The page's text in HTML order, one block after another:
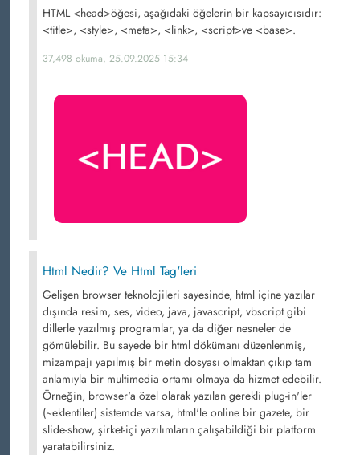
HTML <head>öğesi, aşağıdaki öğelerin bir kapsayıcısıdır:
<title>, <style>, <meta>, <link>, <script>ve <base>.
37,498 okuma, 25.09.2025 15:34
Html Nedir? Ve Html Tag'leri
Gelişen browser teknolojileri sayesinde, html içine yazılar
dışında resim, ses, video, java, javascript, vbscript gibi
dillerle yazılmış programlar, ya da diğer nesneler de
gömülebilir. Bu sayede bir html dökümanı düzenlenmiş,
mizampajı yapılmış bir metin dosyası olmaktan çıkıp tam
anlamıyla bir multimedia ortamı olmaya da hizmet edebilir.
Örneğin, browser'a özel olarak yazılan gerekli plug-in'ler
(~eklentiler) sistemde varsa, html'le online bir gazete, bir
slide-show, şirket-içi yazılımların çalışabildiği bir platform
yaratabilirsiniz.